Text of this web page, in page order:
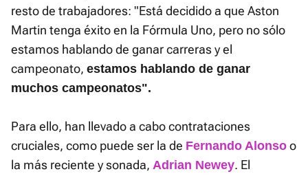
resto de trabajadores: "Está decidido a que Aston
Martin tenga éxito en la Fórmula Uno, pero no sólo
estamos hablando de ganar carreras y el
campeonato, estamos hablando de ganar
muchos campeonatos".
Para ello, han llevado a cabo contrataciones
cruciales, como puede ser la de Fernando Alonso o
la más reciente y sonada, Adrian Newey. El